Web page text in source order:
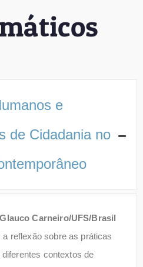
e
de Cidadania no
Carneiro/UFS/Brasil
reflexão sobre as práticas
contextos de